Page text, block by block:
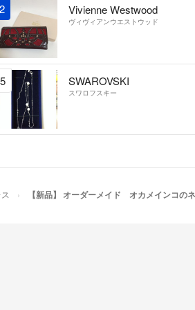
2 Vivienne Westwood
ヴィヴィアンウエストウッド
5 SWAROVSKI
スワロフスキー
【新品】 オーダーメイド オカメインコの